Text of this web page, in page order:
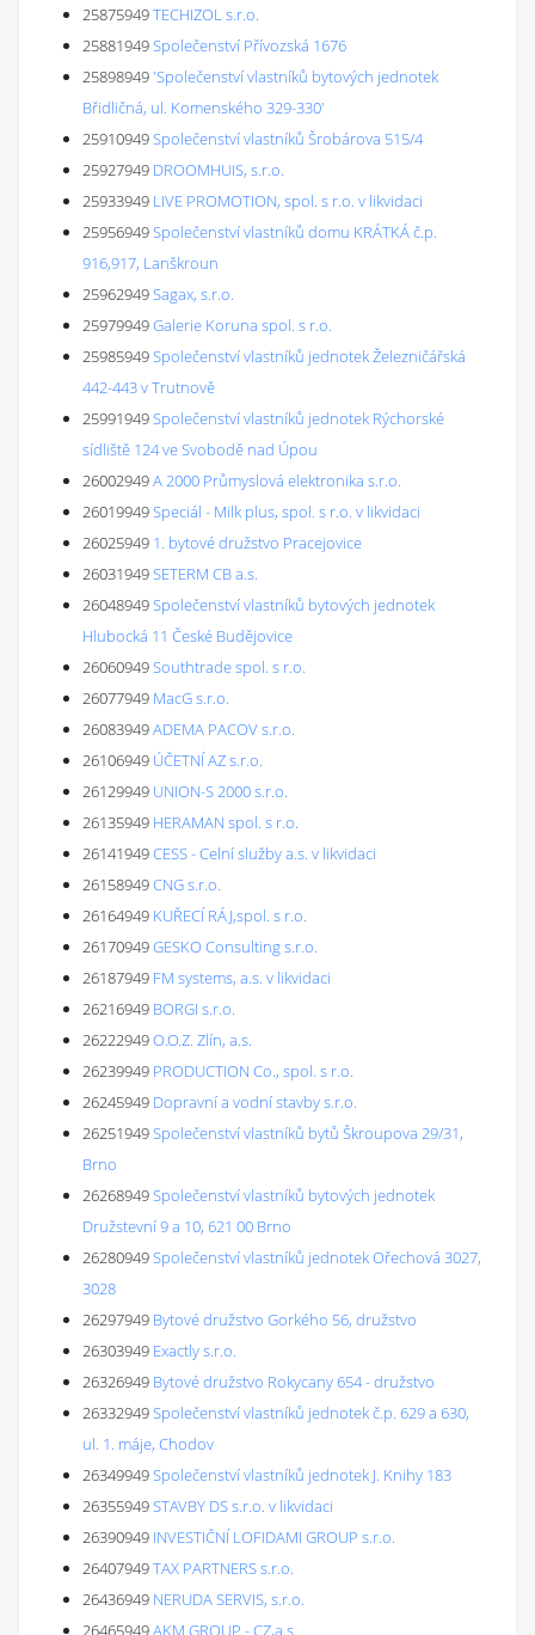
25875949TECHIZOL s.r.o.
25881949Společenství Přívozská 1676
25898949'Společenství vlastníků bytových jednotek
Břidličná, ul. Komenského 329-330'
25910949Společenství vlastníků Šrobárova 515/4
25927949 DROOMHUIS, s.r.o.
25933949 LIVE PROMOTION, spol. s r.o. v likvidaci
25956949Společenství vlastníků domu KRÁTKÁ č.p.
916,917, Lanškroun
25962949Sagax, s.r.o.
25979949Galerie Koruna spol. s r.o.
25985949Společenství vlastníků jednotek Železničářská
442-443 v Trutnově
25991949Společenství vlastníků jednotek Rýchorské
sídliště 124 ve Svobodě nad Úpou
26002949A 2000 Průmyslová elektronika s.r.o.
26019949Speciál - Milk plus, spol. s r.o. v likvidaci
26025949 1. bytové družstvo Pracejovice
26031949SETERM CB a.s.
26048949Společenství vlastníků bytových jednotek
Hlubocká 11 České Budějovice
26060949Southtrade spol. s r.o.
26077949 MacG s.r.o.
26083949ADEMA PACOV s.r.o.
26106949 ÚČETNÍ AZ s.r.o.
26129949 UNION-S 2000 s.r.o.
26135949 HERAMAN spol. s r.o.
26141949CESS - Celní služby a.s. v likvidaci
26158949CNG s.r.o.
26164949 KUŘECÍ RÁJ,spol. s r.o.
26170949GESKO Consulting s.r.o.
26187949 FM systems, a.s. v likvidaci
26216949 BORGI s.r.o.
26222949O.O.Z. Zlín, a.s.
26239949 PRODUCTION Co., spol. s r.o.
26245949 Dopravní a vodní stavby s.r.o.
26251949Společenství vlastníků bytů Škroupova 29/31,
Brno
26268949Společenství vlastníků bytových jednotek
Družstevní 9 a 10, 621 00 Brno
26280949Společenství vlastníků jednotek Ořechová 3027,
3028
26297949 Bytové družstvo Gorkého 56, družstvo
26303949 Exactly s.r.o.
26326949 Bytové družstvo Rokycany 654 - družstvo
26332949Společenství vlastníků jednotek č.p. 629 a 630,
ul. 1. máje, Chodov
26349949Společenství vlastníků jednotek J. Knihy 183
26355949STAVBY DS s.r.o. v likvidaci
26390949 INVESTIČNÍ LOFIDAMI GROUP s.r.o.
26407949TAX PARTNERS s.r.o.
26436949 NERUDA SERVIS, s.r.o.
26465949AKM GROUP - CZ,a.s.